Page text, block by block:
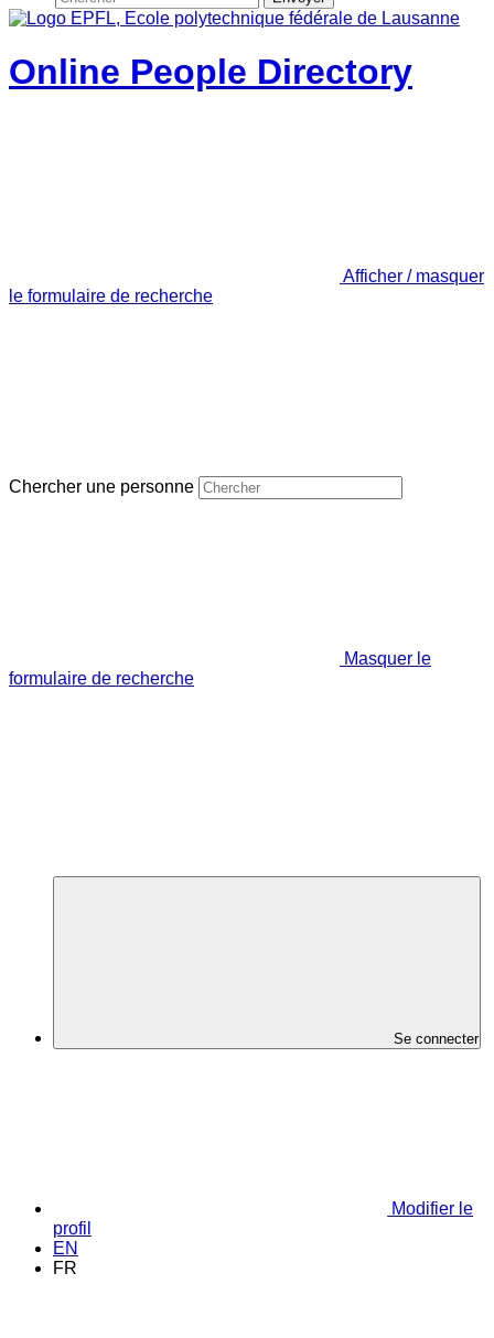
Online People Directory
Afficher / masquer
le formulaire de recherche
Chercher une personne
Masquer le
formulaire de recherche
Se connecter
Modifier le
profil
EN
FR